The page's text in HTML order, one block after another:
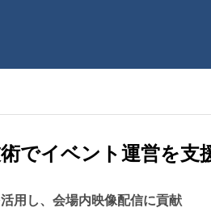
でイベント運営を支
用し、会場内映像配信に貢献